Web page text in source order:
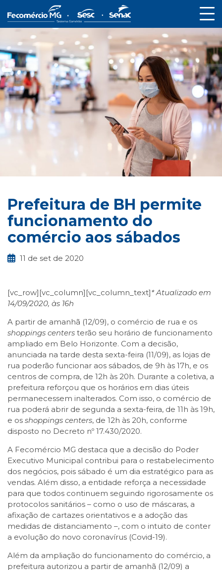
Prefeitura de BH permite
funcionamento do
comércio aos sábados
11 de set de 2020
[vc_row][vc_column][vc_column_text]* Atualizado em
14/09/2020, às 16h
A partir de amanhã (12/09), o comércio de rua e os
shoppings centers terão seu horário de funcionamento
ampliado em Belo Horizonte. Com a decisão,
anunciada na tarde desta sexta-feira (11/09), as lojas de
rua poderão funcionar aos sábados, de 9h às 17h, e os
centros de compra, de 12h às 20h. Durante a coletiva, a
prefeitura reforçou que os horários em dias úteis
permanecessem inalterados. Com isso, o comércio de
rua poderá abrir de segunda a sexta-feira, de 11h às 19h,
e os shoppings centers, de 12h às 20h, conforme
disposto no Decreto nº 17.430/2020.
A Fecomércio MG destaca que a decisão do Poder
Executivo Municipal contribui para o restabelecimento
dos negócios, pois sábado é um dia estratégico para as
vendas. Além disso, a entidade reforça a necessidade
para que todos continuem seguindo rigorosamente os
protocolos sanitários – como o uso de máscaras, a
afixação de cartazes orientativos e a adoção das
medidas de distanciamento –, com o intuito de conter
a evolução do novo coronavírus (Covid-19).
Além da ampliação do funcionamento do comércio, a
prefeitura autorizou a partir de amanhã (12/09) a